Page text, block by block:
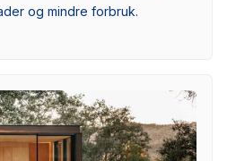
og mindre forbruk.